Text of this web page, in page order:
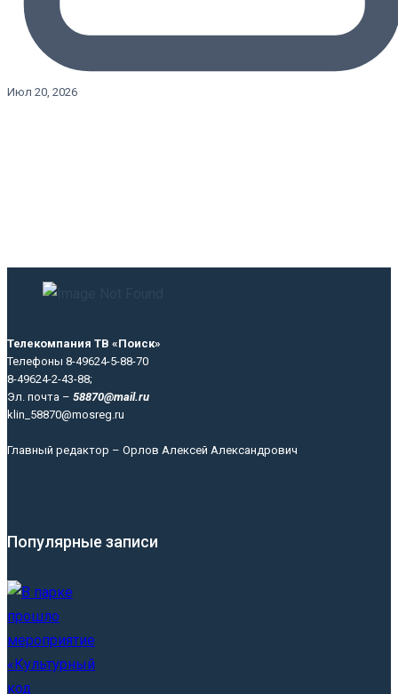
Июл 20, 2026
Телекомпания ТВ «Поиск»
Телефоны 8-49624-5-88-70
8-49624-2-43-88;
Эл. почта – 58870@mail.ru
klin_58870@mosreg.ru
Главный редактор – Орлов Алексей Александрович
Популярные записи